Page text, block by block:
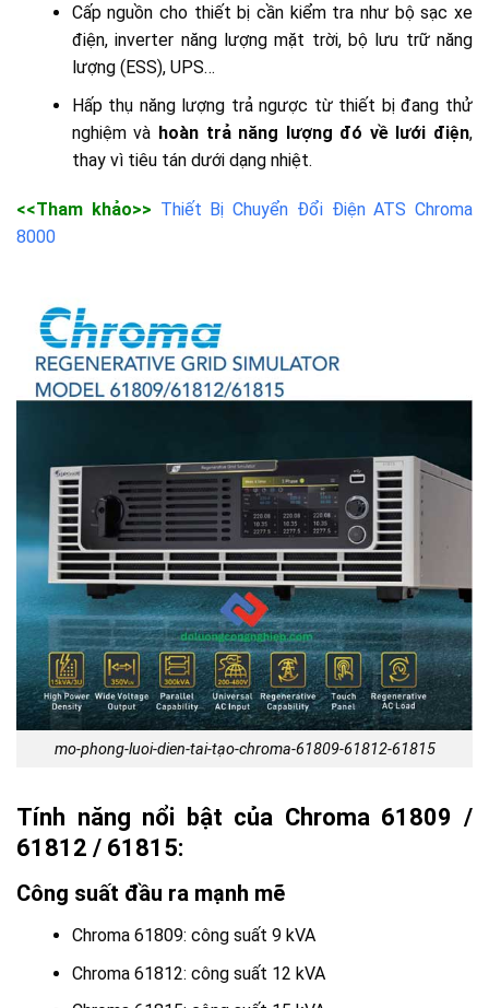
Cấp nguồn cho thiết bị cần kiểm tra như bộ sạc xe
điện, inverter năng lượng mặt trời, bộ lưu trữ năng
lượng (ESS), UPS…
Hấp thụ năng lượng trả ngược từ thiết bị đang thử
nghiệm và hoàn trả năng lượng đó về lưới điện,
thay vì tiêu tán dưới dạng nhiệt.
<<Tham khảo>> Thiết Bị Chuyển Đổi Điện ATS Chroma
8000
mo-phong-luoi-dien-tai-tạo-chroma-61809-61812-61815
Tính năng nổi bật của Chroma 61809 /
61812 / 61815:
Công suất đầu ra mạnh mẽ
Chroma 61809: công suất 9 kVA
Chroma 61812: công suất 12 kVA